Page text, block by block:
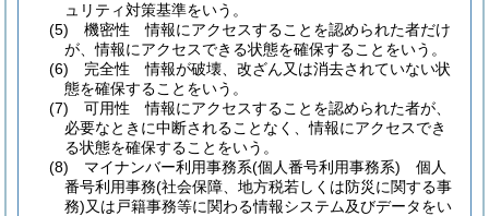
ュリティ対策基準をいう。
(5)
機密性 情報にアクセスすることを認められた者だけ
が、情報にアクセスできる状態を確保することをいう。
(6)
完全性 情報が破壊、改ざん又は消去されていない状
態を確保することをいう。
(7)
可用性 情報にアクセスすることを認められた者が、
必要なときに中断されることなく、情報にアクセスでき
る状態を確保することをいう。
(8)
マイナンバー利用事務系(個人番号利用事務系) 個人
番号利用事務(社会保障、地方税若しくは防災に関する事
務)又は戸籍事務等に関わる情報システム及びデータをい